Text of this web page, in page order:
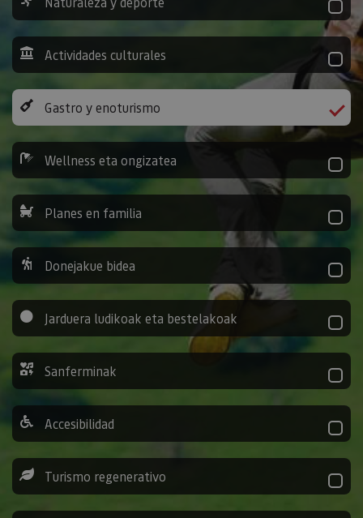
Actividades culturales
Gastro y enoturismo
Wellness eta ongizatea
Planes en familia
Donejakue bidea
Jarduera ludikoak eta bestelakoak
Sanferminak
Accesibilidad
Turismo regenerativo